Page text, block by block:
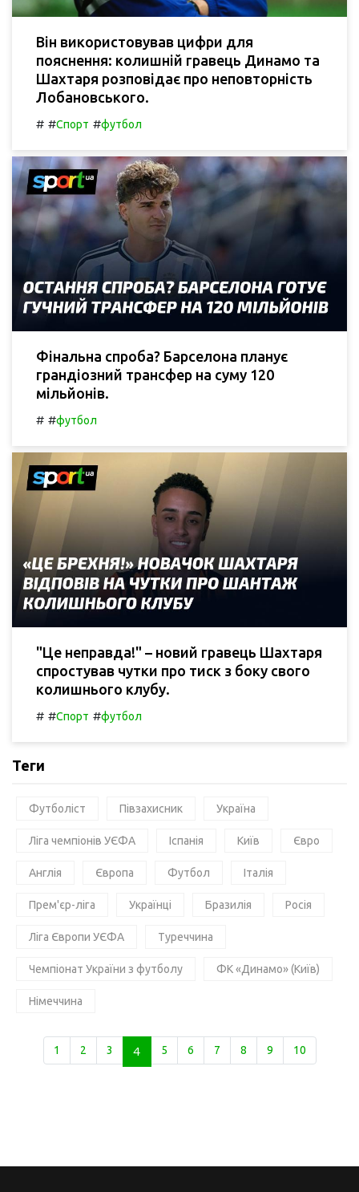
Він використовував цифри для
пояснення: колишній гравець Динамо та
Шахтаря розповідає про неповторність
Лобановського.
# #Спорт #футбол
Фінальна спроба? Барселона планує
грандіозний трансфер на суму 120
мільйонів.
# #футбол
"Це неправда!" – новий гравець Шахтаря
спростував чутки про тиск з боку свого
колишнього клубу.
# #Спорт #футбол
Теги
Футболіст Півзахисник Україна
Ліга чемпіонів УЄФА Іспанія Київ Євро
Англія Європа Футбол Італія
Прем'єр-ліга Українці Бразилія Росія
Ліга Європи УЄФА Туреччина
Чемпіонат України з футболу ФК «Динамо» (Київ)
Німеччина
1 2 3 4 5 6 7 8 9 10